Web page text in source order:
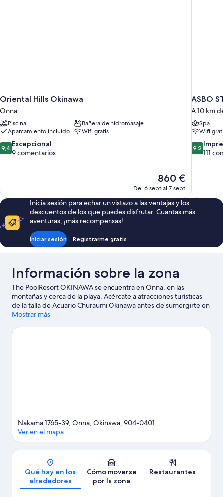
Oriental Hills Okinawa
Onna
Piscina
Bañera de hidromasaje
Aparcamiento incluido
Wifi gratis
9.4
sobre
9,4 Excepcional
9 comentarios
El
precio
es
de
860 €
Del 6 sept al 7 sept
ASBO
A 10 km
Spa
Wifi
9.2
sobre
9,2
111
Inicia sesión para echar un vistazo a las ventajas y los
descuentos de los que puedes disfrutar. Cuantas más
aventuras, ¡más recompensas!
Iniciar sesión Registrarme gratis
Información sobre la zona
The PoolResort OKINAWA se encuentra en Onna, en las
montañas y cerca de la playa. Acércate a atracciones turísticas
de la talla de Acuario Churaumi Okinawa antes de sumergirte en
la belleza natural de la región en Playa de Manza y Parque
la pena.
Mostrar más
Mapa
Nakama 1765-39, Onna, Okinawa, 904-0401
Ver en el mapa
Qué hay en los
alrededores
Cómo moverse
por la zona
Restaurantes